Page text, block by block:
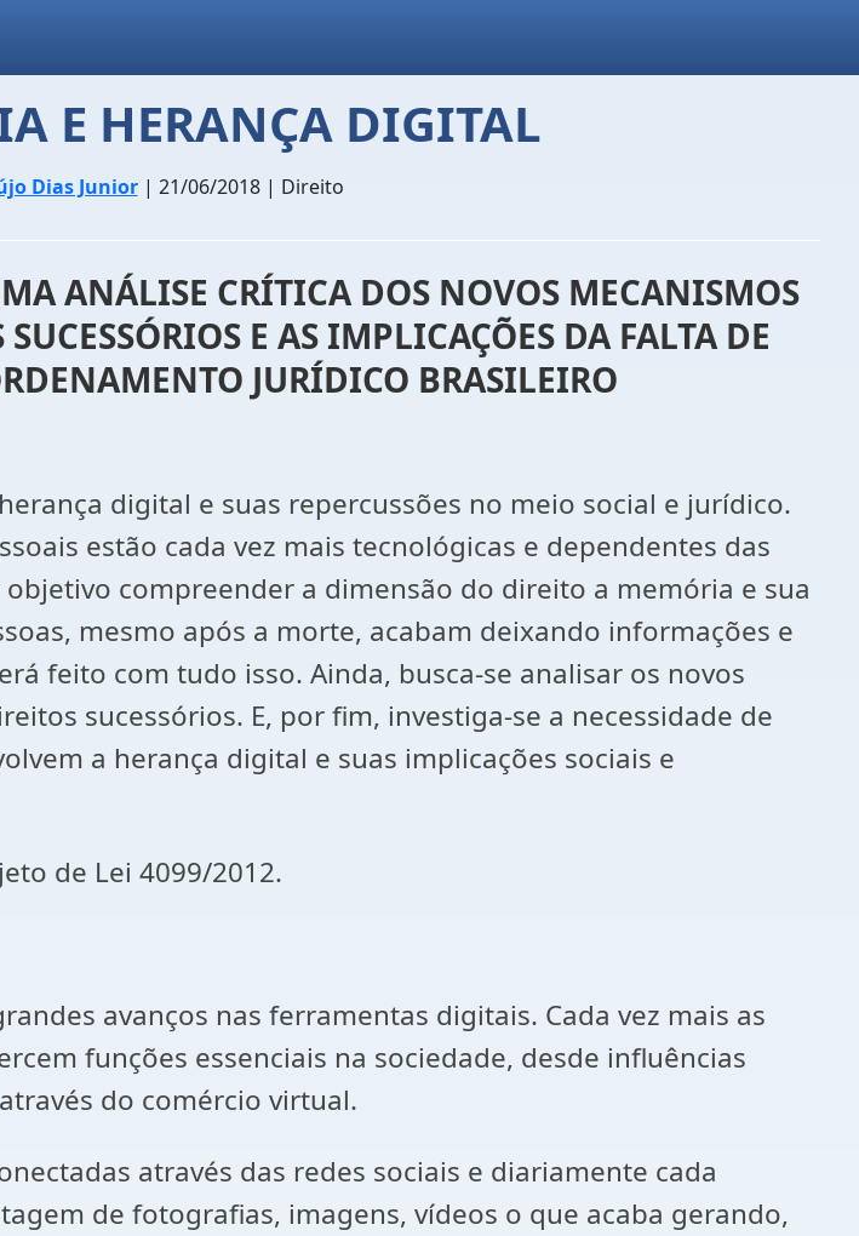
E HERANÇA DIGITAL
Dias Junior| 21/06/2018 | Direito
ANÁLISE CRÍTICA DOS NOVOS MECANISMOS
E AS IMPLICAÇÕES DA FALTA DE
JURÍDICO BRASILEIRO
digital e suas repercussões no meio social e jurídico.
estão cada vez mais tecnológicas e dependentes das
compreender a dimensão do direito a memória e sua
mesmo após a morte, acabam deixando informações e
feito com tudo isso. Ainda, busca-se analisar os novos
sucessórios. E, por fim, investiga-se a necessidade de
a herança digital e suas implicações sociais e
de Lei 4099/2012.
avanços nas ferramentas digitais. Cada vez mais as
funções essenciais na sociedade, desde influências
do comércio virtual.
através das redes sociais e diariamente cada
de fotografias, imagens, vídeos o que acaba gerando,